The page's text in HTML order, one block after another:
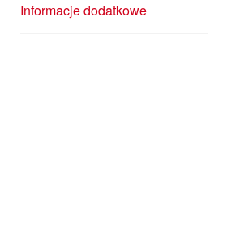
Informacje dodatkowe